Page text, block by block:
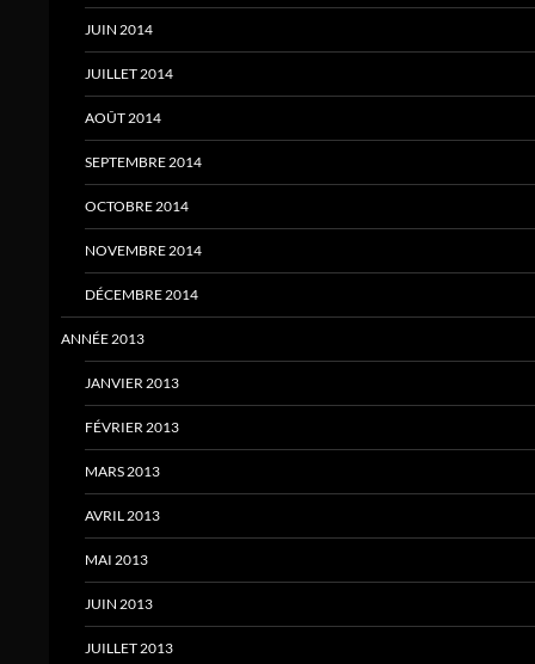
JUIN 2014
JUILLET 2014
AOÛT 2014
SEPTEMBRE 2014
OCTOBRE 2014
NOVEMBRE 2014
DÉCEMBRE 2014
ANNÉE 2013
JANVIER 2013
FÉVRIER 2013
MARS 2013
AVRIL 2013
MAI 2013
JUIN 2013
JUILLET 2013